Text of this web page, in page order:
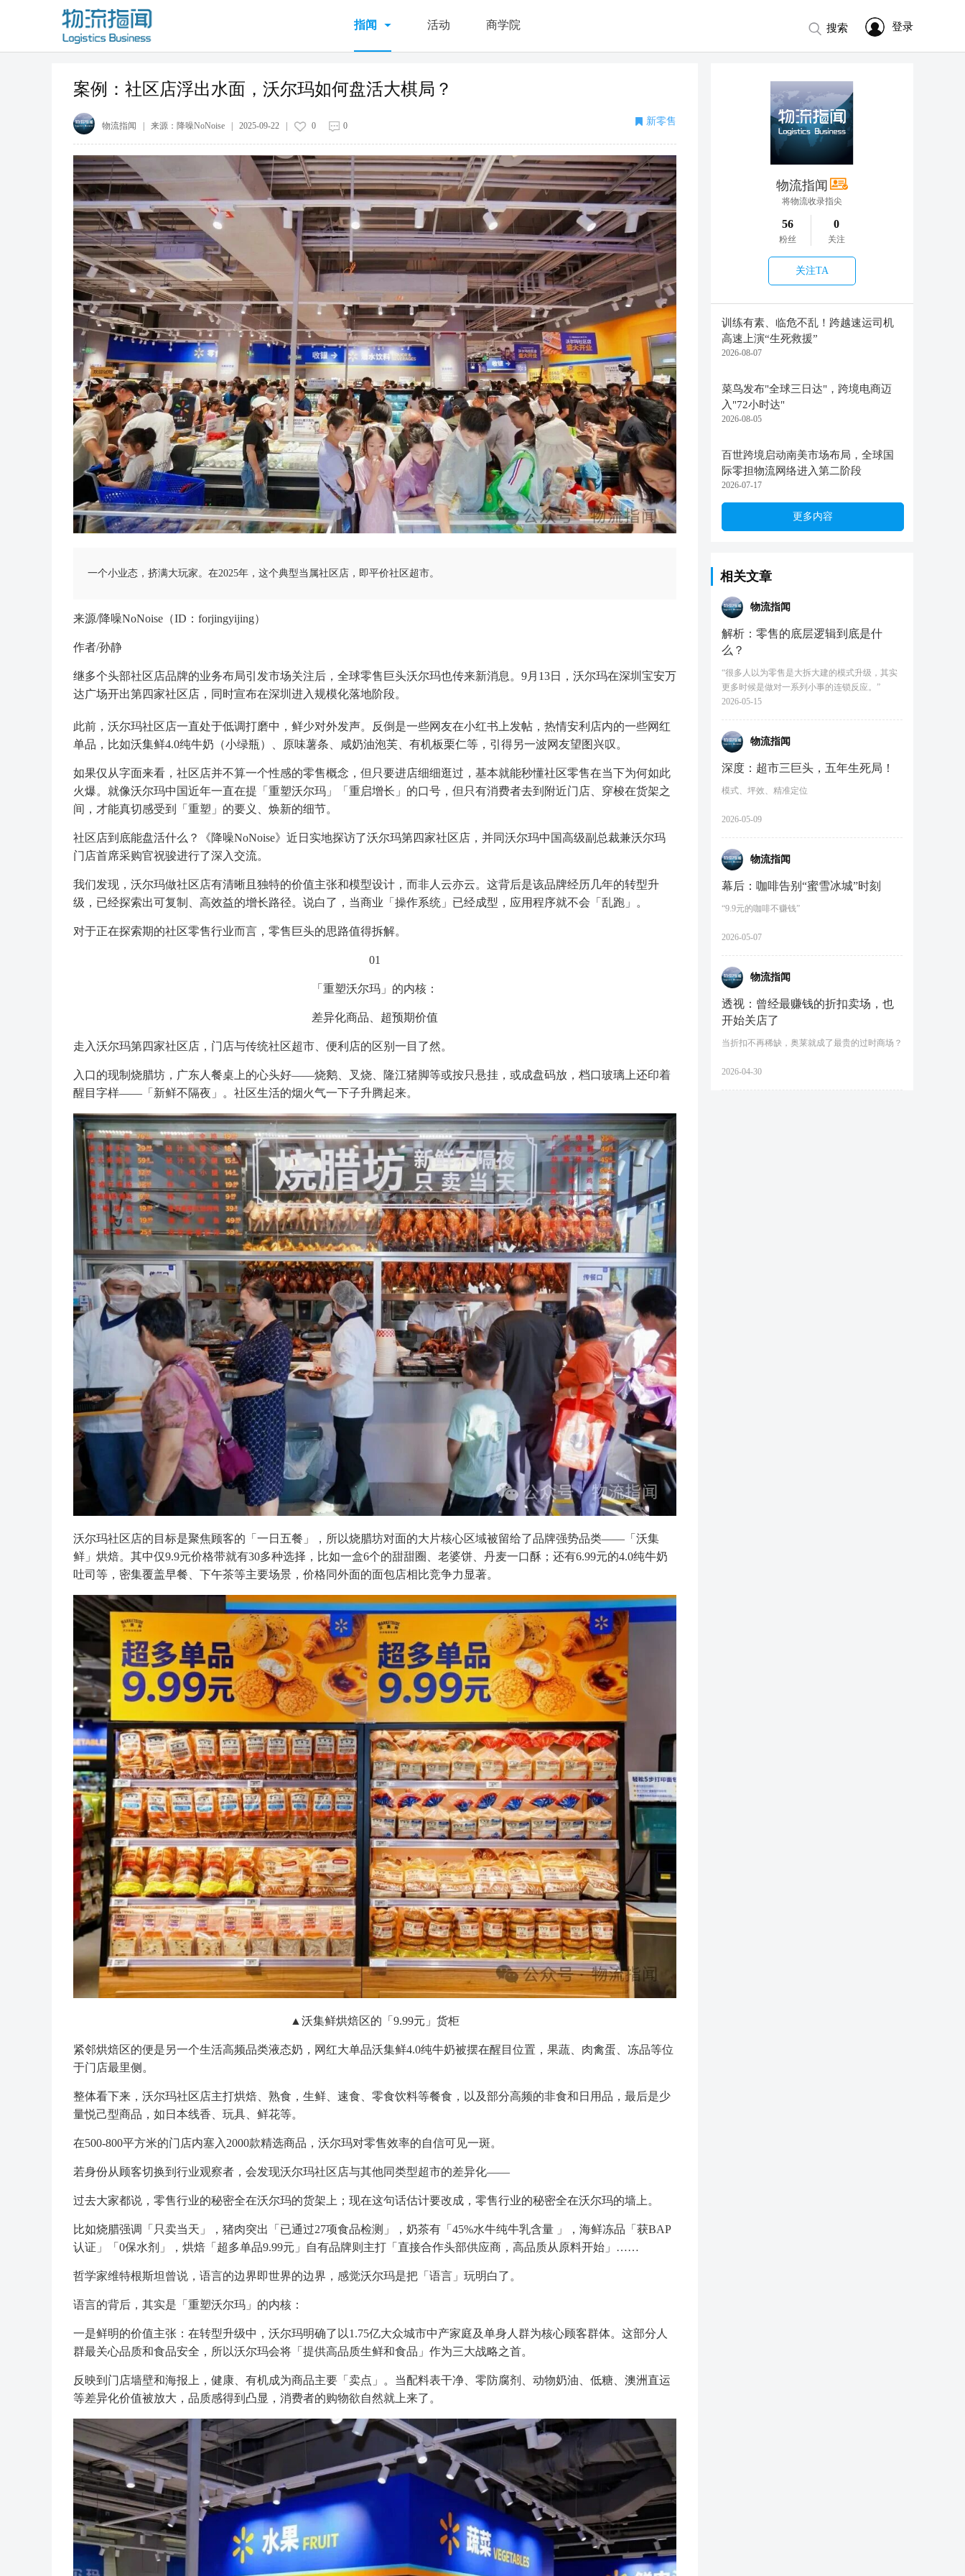
指闻 活动 商学院 登录
搜索
物流指闻
将物流收录指尖
56
粉丝
0
关注
关注TA
训练有素、临危不乱！跨越速运司机
高速上演“生死救援”
2026-08-07
菜鸟发布"全球三日达"，跨境电商迈
入"72小时达"
2026-08-05
百世跨境启动南美市场布局，全球国
际零担物流网络进入第二阶段
2026-07-17
更多内容
相关文章
物流指闻
解析：零售的底层逻辑到底是什
么？
“很多人以为零售是大拆大建的模式升级，其实
更多时候是做对一系列小事的连锁反应。”
2026-05-15
物流指闻
深度：超市三巨头，五年生死局！
模式、坪效、精准定位
2026-05-09
物流指闻
幕后：咖啡告别“蜜雪冰城”时刻
“9.9元的咖啡不赚钱”
2026-05-07
物流指闻
透视：曾经最赚钱的折扣卖场，也
开始关店了
当折扣不再稀缺，奥莱就成了最贵的过时商场？
2026-04-30
案例：社区店浮出水面，沃尔玛如何盘活大棋局？
物流指闻 | 来源： 降噪NoNoise 2025-09-22 0 0 新零售
一个小业态，挤满大玩家。在2025年，这个典型当属社区店，即平价社区超市。
来源/降噪NoNoise（ID：forjingyijing）
作者/孙静
继多个头部社区店品牌的业务布局引发市场关注后，全球零售巨头沃尔玛也传来新消息。9月13日，沃尔玛在深圳宝安万
达广场开出第四家社区店，同时宣布在深圳进入规模化落地阶段。
此前，沃尔玛社区店一直处于低调打磨中，鲜少对外发声。反倒是一些网友在小红书上发帖，热情安利店内的一些网红
单品，比如沃集鲜4.0纯牛奶（小绿瓶）、原味薯条、咸奶油泡芙、有机板栗仁等，引得另一波网友望图兴叹。
如果仅从字面来看，社区店并不算一个性感的零售概念，但只要进店细细逛过，基本就能秒懂社区零售在当下为何如此
火爆。就像沃尔玛中国近年一直在提「重塑沃尔玛」「重启增长」的口号，但只有消费者去到附近门店、穿梭在货架之
间，才能真切感受到「重塑」的要义、焕新的细节。
社区店到底能盘活什么？《降噪NoNoise》近日实地探访了沃尔玛第四家社区店，并同沃尔玛中国高级副总裁兼沃尔玛
门店首席采购官祝骏进行了深入交流。
我们发现，沃尔玛做社区店有清晰且独特的价值主张和模型设计，而非人云亦云。这背后是该品牌经历几年的转型升
级，已经探索出可复制、高效益的增长路径。说白了，当商业「操作系统」已经成型，应用程序就不会「乱跑」。
对于正在探索期的社区零售行业而言，零售巨头的思路值得拆解。
01
「重塑沃尔玛」的内核：
差异化商品、超预期价值
走入沃尔玛第四家社区店，门店与传统社区超市、便利店的区别一目了然。
入口的现制烧腊坊，广东人餐桌上的心头好——烧鹅、叉烧、隆江猪脚等或按只悬挂，或成盘码放，档口玻璃上还印着
醒目字样——「新鲜不隔夜」。社区生活的烟火气一下子升腾起来。
沃尔玛社区店的目标是聚焦顾客的「一日五餐」，所以烧腊坊对面的大片核心区域被留给了品牌强势品类——「沃集
鲜」烘焙。其中仅9.9元价格带就有30多种选择，比如一盒6个的甜甜圈、老婆饼、丹麦一口酥；还有6.99元的4.0纯牛奶
吐司等，密集覆盖早餐、下午茶等主要场景，价格同外面的面包店相比竞争力显著。
▲沃集鲜烘焙区的「9.99元」货柜
紧邻烘焙区的便是另一个生活高频品类液态奶，网红大单品沃集鲜4.0纯牛奶被摆在醒目位置，果蔬、肉禽蛋、冻品等位
于门店最里侧。
整体看下来，沃尔玛社区店主打烘焙、熟食，生鲜、速食、零食饮料等餐食，以及部分高频的非食和日用品，最后是少
量悦己型商品，如日本线香、玩具、鲜花等。
在500-800平方米的门店内塞入2000款精选商品，沃尔玛对零售效率的自信可见一斑。
若身份从顾客切换到行业观察者，会发现沃尔玛社区店与其他同类型超市的差异化——
过去大家都说，零售行业的秘密全在沃尔玛的货架上；现在这句话估计要改成，零售行业的秘密全在沃尔玛的墙上。
比如烧腊强调「只卖当天」，猪肉突出「已通过27项食品检测」，奶茶有「45%水牛纯牛乳含量 」，海鲜冻品「获BAP
认证」「0保水剂」，烘焙「超多单品9.99元」自有品牌则主打「直接合作头部供应商，高品质从原料开始」……
哲学家维特根斯坦曾说，语言的边界即世界的边界，感觉沃尔玛是把「语言」玩明白了。
语言的背后，其实是「重塑沃尔玛」的内核：
一是鲜明的价值主张：在转型升级中，沃尔玛明确了以1.75亿大众城市中产家庭及单身人群为核心顾客群体。这部分人
群最关心品质和食品安全，所以沃尔玛会将「提供高品质生鲜和食品」作为三大战略之首。
反映到门店墙壁和海报上，健康、有机成为商品主要「卖点」。当配料表干净、零防腐剂、动物奶油、低糖、澳洲直运
等差异化价值被放大，品质感得到凸显，消费者的购物欲自然就上来了。